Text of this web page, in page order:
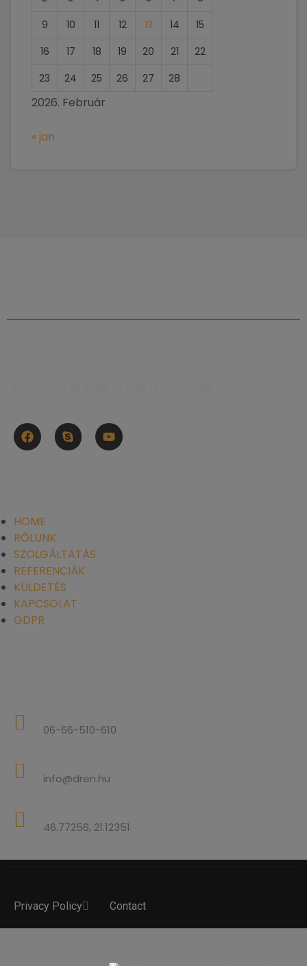
2026. Február
9
10 11 12 13 14
15
16
17 18 19 20 21
22
23
24 25 26 27 28
« jan
HOME
RÓLUNK
SZOLGÁLTATÁS
REFERENCIÁK
KÜLDETÉS
KAPCSOLAT
GDPR
06-66-510-610
info@dren.hu
46.77256, 21.12351
Privacy Policy Contact